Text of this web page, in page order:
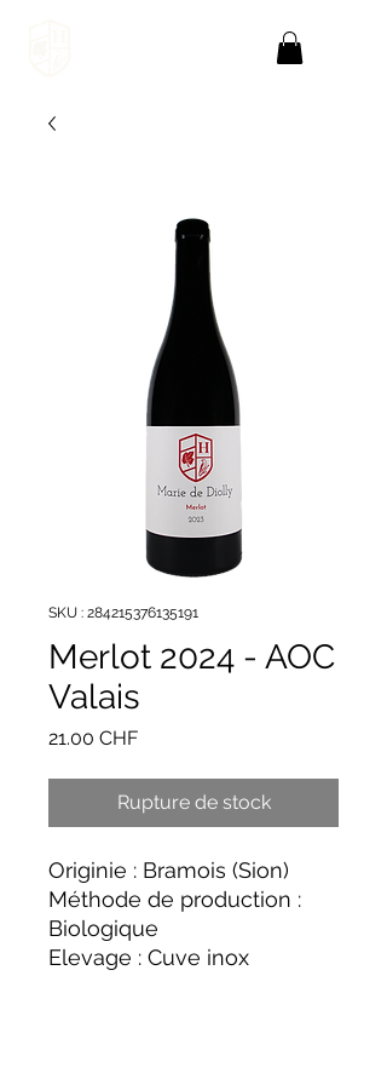
SKU : 284215376135191
Merlot 2024 - AOC
Valais
21.00 CHFPrix
Rupture de stock
Originie : Bramois (Sion)
Méthode de production :
Biologique
Elevage : Cuve inox